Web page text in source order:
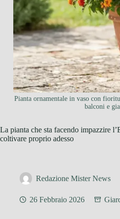
Pianta ornamentale in vaso con
balconi e
La pianta che sta facendo impazzire
coltivare proprio adesso
Redazione Mister News
26 Febbraio 2026